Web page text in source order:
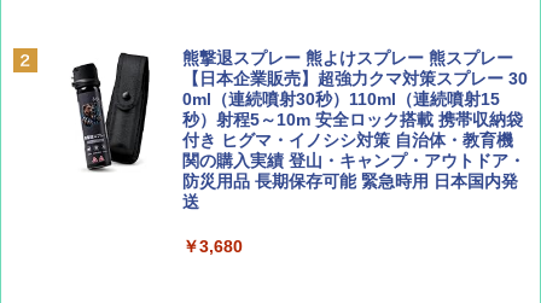
誌] (ＤＩＳＮＥＹ ＦＡＮ)
￥713
山と溪谷 2026年8月号「南アルプス大全」
球の歩き方A ヨーロッパ
￥2,479
D40 地球の歩き方 チェンマイ タイ北部の魅
力的な町 2026～2027 地球の歩き方D アジア
￥2,079
PYKES PEAK (パイクスピーク) 着替えテン
ト プライバシー テント 【中が透けない】 1
人用 折りたたみ 防災グッズ 災害用トイレ ビ
ーチ ピクニック ポップアップテント 携帯 簡
易 トイレテント (グレー)
￥4,980
熊撃退スプレー 熊よけスプレー 熊スプレー
【日本企業販売】超強力クマ対策スプレー 30
0ml（連続噴射30秒）110ml（連続噴射15
秒）射程5～10m 安全ロック搭載 携帯収納袋
付き ヒグマ・イノシシ対策 自治体・教育機
関の購入実績 登山・キャンプ・アウトドア・
防災用品 長期保存可能 緊急時用 日本国内発
送
￥3,680